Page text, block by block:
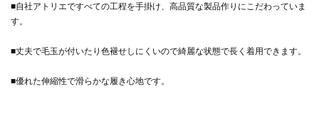
■自社アトリエですべての工程を手掛け、高品質な製品作りにこだわっていま
す。
■丈夫で毛玉が付いたり色褪せしにくいので綺麗な状態で長く着用できます。
■優れた伸縮性で滑らかな履き心地です。